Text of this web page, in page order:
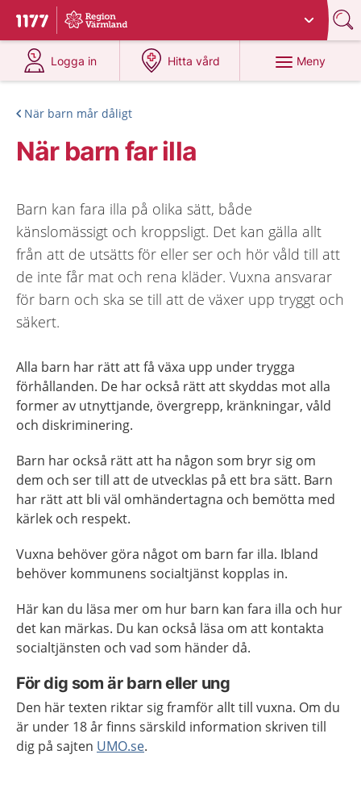
Till startsidan för 1177
Du har valt region
Logga in
på 1177.se
Hitta vård
på 1177.se
Meny
När barn mår dåligt
När barn far illa
Barn kan fara illa på olika sätt, både
känslomässigt och kroppsligt. Det kan gälla allt
från att de utsätts för eller ser och hör våld till att
de inte får mat och rena kläder. Vuxna ansvarar
för barn och ska se till att de växer upp tryggt och
säkert.
Alla barn har rätt att få växa upp under trygga
förhållanden. De har också rätt att skyddas mot alla
former av utnyttjande, övergrepp, kränkningar, våld
och diskriminering.
Barn har också rätt att ha någon som bryr sig om
dem och ser till att de utvecklas på ett bra sätt. Barn
har rätt att bli väl omhändertagna och bemötta med
kärlek och respekt.
Vuxna behöver göra något om barn far illa. Ibland
behöver kommunens socialtjänst kopplas in.
Här kan du läsa mer om hur barn kan fara illa och hur
det kan märkas. Du kan också läsa om att kontakta
socialtjänsten och vad som händer då.
För dig som är barn eller ung
Den här texten riktar sig framför allt till vuxna. Om du
är under 18 år finns särskild information skriven till
dig på sajten UMO.se.